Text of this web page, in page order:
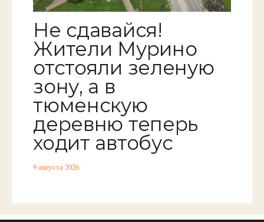
Не сдавайся!
Жители Мурино
отстояли зеленую
зону, а в
тюменскую
деревню теперь
ходит автобус
9 августа 2026